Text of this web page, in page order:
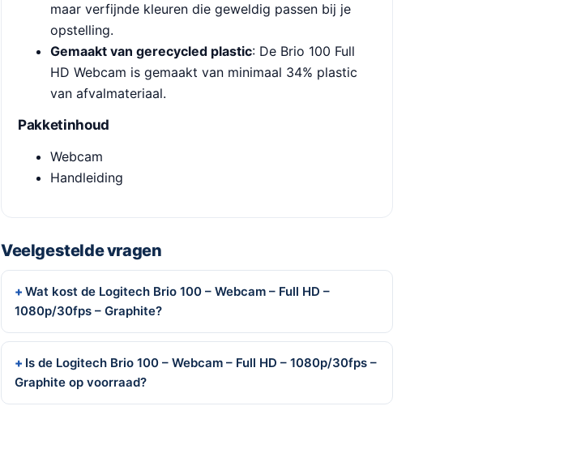
maar verfijnde kleuren die geweldig passen bij je
opstelling.
Gemaakt van gerecycled plastic: De Brio 100 Full
HD Webcam is gemaakt van minimaal 34% plastic
van afvalmateriaal.
Pakketinhoud
Webcam
Handleiding
Veelgestelde vragen
Wat kost de Logitech Brio 100 – Webcam – Full HD –
1080p/30fps – Graphite?
Is de Logitech Brio 100 – Webcam – Full HD – 1080p/30fps –
Graphite op voorraad?